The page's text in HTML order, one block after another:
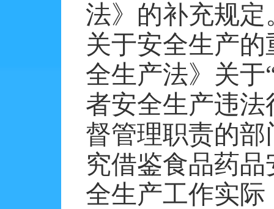
法》的补充规
关于安全生产
全生产法》关
者安全生产违
督管理职责的
究借鉴食品药
全生产工作实